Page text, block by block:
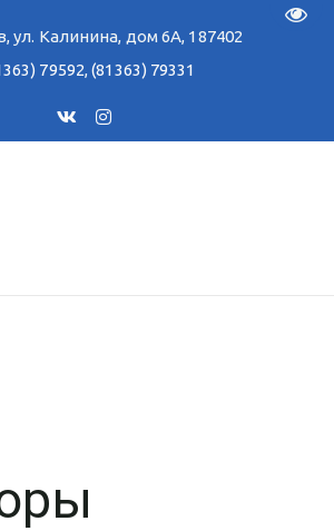
,ул. Калинина, дом 6А, 187402
79592,(81363) 79331